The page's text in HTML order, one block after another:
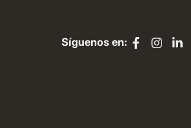
Síguenos en: